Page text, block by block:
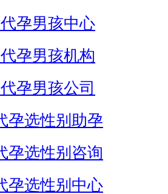
孕男孩中心
孕男孩机构
孕男孩公司
孕选性别助孕
孕选性别咨询
孕选性别中心